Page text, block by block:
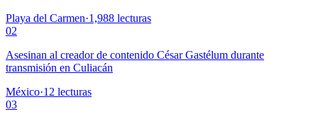
Playa del Carmen·1,988 lecturas
02
Asesinan al creador de contenido César Gastélum durante
transmisión en Culiacán
México·12 lecturas
03